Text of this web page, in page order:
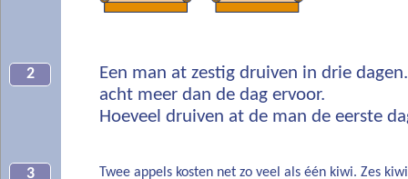
2
Een man at zestig druiven in drie
acht meer dan de dag ervoor.
Hoeveel druiven at de man de eerste
3
Twee appels kosten net zo veel als één kiwi. Zes